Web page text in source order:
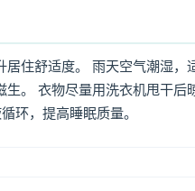
住舒适度。 雨天空气潮湿
。 衣物尽量用洗衣机甩干
环，提高睡眠质量。